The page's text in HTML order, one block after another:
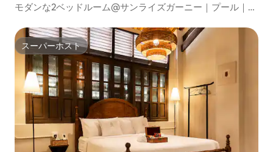
モダンな2ベッドルーム@サンライズガーニー｜プール｜ジ
スーパーホスト
スーパーホスト